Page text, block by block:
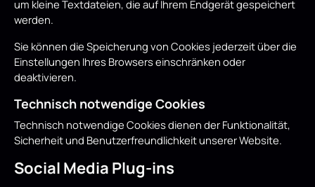
um kleine Textdateien, die auf Ihrem Endgerät gespeichert
werden.
Sie können die Speicherung von Cookies jederzeit über die
Einstellungen Ihres Browsers einschränken oder
deaktivieren.
Technisch notwendige Cookies
Technisch notwendige Cookies dienen der Funktionalität,
Sicherheit und Benutzerfreundlichkeit unserer Website.
Social Media Plug-ins